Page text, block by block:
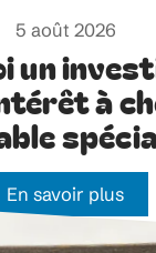
5 août 2026
un
à
En savoir plus